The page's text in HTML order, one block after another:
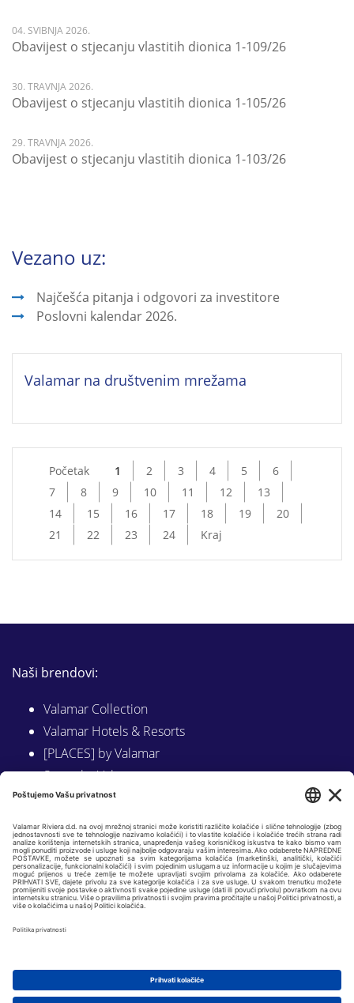
04. SVIBNJA 2026.
Obavijest o stjecanju vlastitih dionica 1-109/26
30. TRAVNJA 2026.
Obavijest o stjecanju vlastitih dionica 1-105/26
29. TRAVNJA 2026.
Obavijest o stjecanju vlastitih dionica 1-103/26
Vezano uz:
Najčešća pitanja i odgovori za investitore
Poslovni kalendar 2026.
Valamar na društvenim mrežama
Početak 1 2 3 4 5
6
7
8 9 10 11 12
13
14
15 16 17 18 19
20
21
22 23 24 Kraj
Naši brendovi:
Valamar Collection
Valamar Hotels & Resorts
[PLACES] by Valamar
Sunny by Valamar
Valamar Camping
Istraži na Valamar.com
Slijedite nas na: